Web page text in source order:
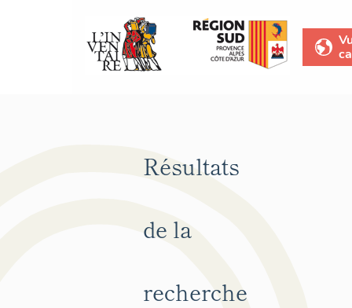
Résultats
de la
recherche